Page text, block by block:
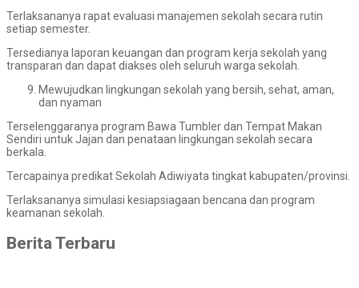
Terlaksananya rapat evaluasi manajemen sekolah secara rutin
setiap semester.
Tersedianya laporan keuangan dan program kerja sekolah yang
transparan dan dapat diakses oleh seluruh warga sekolah.
Mewujudkan lingkungan sekolah yang bersih, sehat, aman,
dan nyaman
Terselenggaranya program Bawa Tumbler dan Tempat Makan
Sendiri untuk Jajan dan penataan lingkungan sekolah secara
berkala.
Tercapainya predikat Sekolah Adiwiyata tingkat kabupaten/provinsi.
Terlaksananya simulasi kesiapsiagaan bencana dan program
keamanan sekolah.
Berita Terbaru